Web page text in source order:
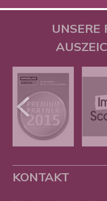
UNSERE
KONTAKT